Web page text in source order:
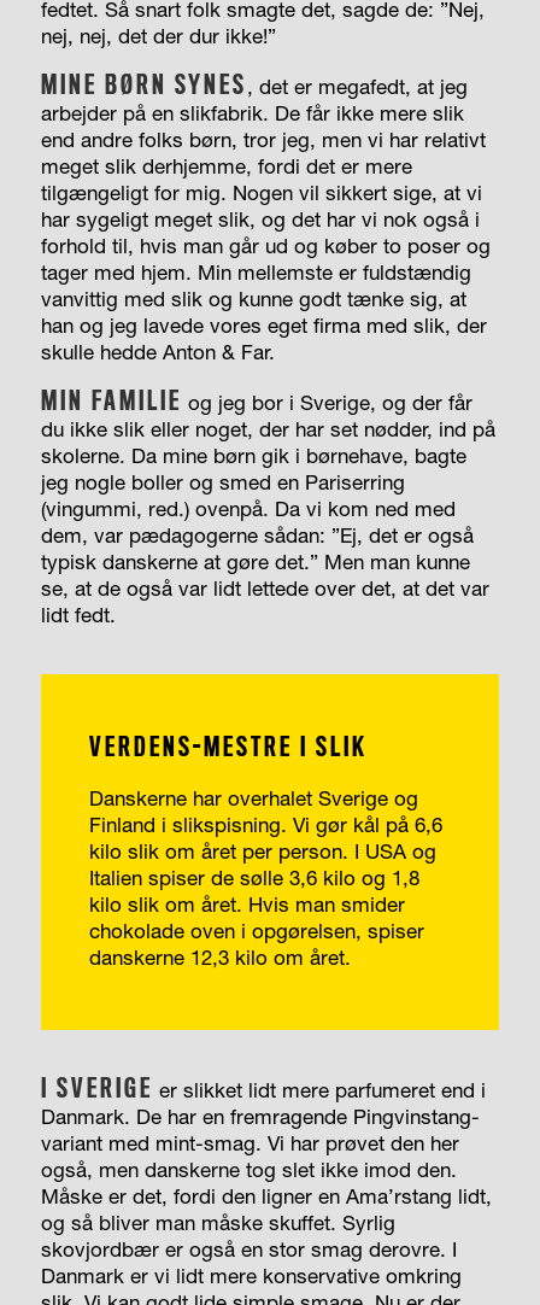
fedtet. Så snart folk smagte det, sagde de: ”Nej,
nej, nej, det der dur ikke!”
MINE BØRN SYNES, det er megafedt, at jeg
arbejder på en slikfabrik. De får ikke mere slik
end andre folks børn, tror jeg, men vi har relativt
meget slik derhjemme, fordi det er mere
tilgængeligt for mig. Nogen vil sikkert sige, at vi
har sygeligt meget slik, og det har vi nok også i
forhold til, hvis man går ud og køber to poser og
tager med hjem. Min mellemste er fuldstændig
vanvittig med slik og kunne godt tænke sig, at
han og jeg lavede vores eget firma med slik, der
skulle hedde Anton & Far.
MIN FAMILIE og jeg bor i Sverige, og der får
du ikke slik eller noget, der har set nødder, ind på
skolerne. Da mine børn gik i børnehave, bagte
jeg nogle boller og smed en Pariserring
(vingummi, red.) ovenpå. Da vi kom ned med
dem, var pædagogerne sådan: ”Ej, det er også
typisk danskerne at gøre det.” Men man kunne
se, at de også var lidt lettede over det, at det var
lidt fedt.
VERDENS-MESTRE I SLIK
Danskerne har overhalet Sverige og
Finland i slikspisning. Vi gør kål på 6,6
kilo slik om året per person. I USA og
Italien spiser de sølle 3,6 kilo og 1,8
kilo slik om året. Hvis man smider
chokolade oven i opgørelsen, spiser
danskerne 12,3 kilo om året.
I SVERIGE er slikket lidt mere parfumeret end i
Danmark. De har en fremragende Pingvinstang-
variant med mint-smag. Vi har prøvet den her
også, men danskerne tog slet ikke imod den.
Måske er det, fordi den ligner en Ama’rstang lidt,
og så bliver man måske skuffet. Syrlig
skovjordbær er også en stor smag derovre. I
Danmark er vi lidt mere konservative omkring